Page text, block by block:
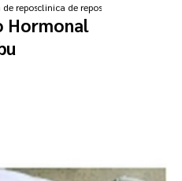
reposicao hormonal que emagrece
clinica de reposicao hormonal
Hormonal